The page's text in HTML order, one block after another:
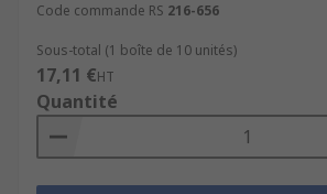
Code commande RS 216-656
Sous-total (1 boîte de 10 unités)
17,11 €HT
Quantité